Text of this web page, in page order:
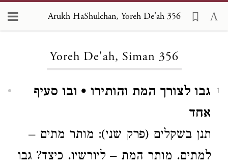
Arukh HaShulchan, Yoreh De'ah 356
Yoreh De'ah, Siman 356
1
גבו לצורך המת והותירו • ובו סעיף
אחד
תנן בשקלים (פרק שני): מותר מתים –
למתים. מותר המת – ליורשיו. כיצד? גבו